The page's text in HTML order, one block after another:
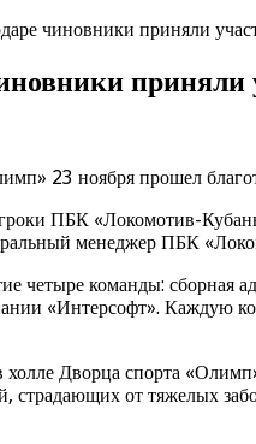
чиновники приняли
приняли
23 ноября прошел
ПБК «Локомотив-
менеджер ПБК
четыре команды: сборная
«Интерсофт». Каждую
Дворца спорта
страдающих от тяжелых